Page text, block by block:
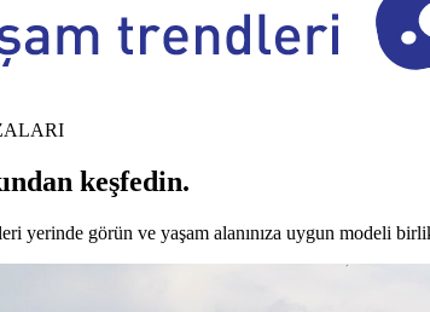
keşfedin.
yerinde görün ve yaşam alanınıza uygun modeli